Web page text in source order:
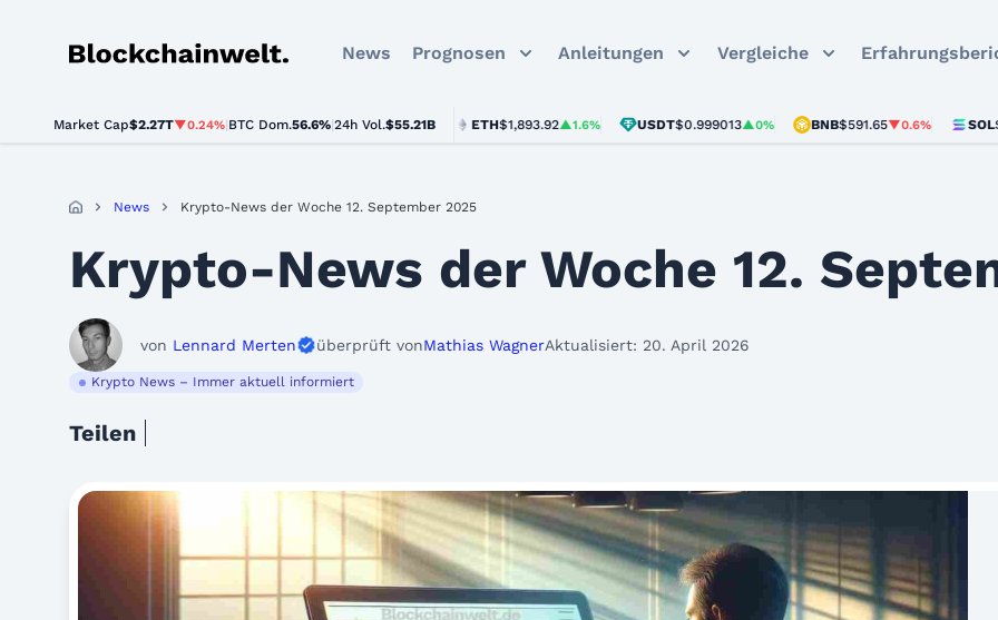
Blockchainwelt News Prognosen Anleitungen Vergleiche
Market Cap$2.27T▼0.24% BTC Dom.56.6% 24h Vol.$55.21B
BTC$64,182.00▲0.5% ETH $1,893.92▲1.6% USDT$0.999013▲0% BNB$591.65▼0.6% SOL $72.91
News Krypto-News der Woche 12. September 2025
Krypto-News der Woche 12.
von Lennard Merten überprüft vonMathias WagnerAktualisiert: 20. April 2026
Krypto News – Immer aktuell informiert
Teilen